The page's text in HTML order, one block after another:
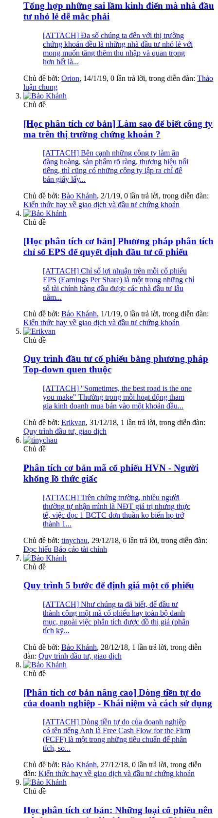
Tổng hợp những sai lầm kinh điển mà nhà đầu
tư nhỏ lẻ dễ mắc phải
[ATTACH] Đa số chúng ta đến với thị trường
chứng khoán đều là những nhà đầu tư nhỏ lẻ với
mong muốn tăng thêm thu nhập và quan trọng
hơn hết là...
Chủ đề bởi: Orion, 14/1/19, 0 lần trả lời, trong diễn đàn: Thảo
luận chung
Chủ đề
[Học phân tích cơ bản] Làm sao để biết công ty
ma trên thị trường chứng khoán ?
[ATTACH] Bên cạnh những công ty làm ăn
đàng hoàng, sản phẩm rõ ràng, thương hiệu nổi
tiếng, thì cũng có những công ty lập ra chỉ để
bán giấy lấy...
Chủ đề bởi: Bảo Khánh, 2/1/19, 0 lần trả lời, trong diễn đàn:
Kiến thức hay về giao dịch và đầu tư chứng khoán
Chủ đề
[Học phân tích cơ bản] Phương pháp phân tích
chỉ số EPS để quyết định đầu tư cổ phiếu
[ATTACH] Chỉ số lợi nhuận trên mỗi cổ phiếu
EPS (Earnings Per Share) là một trong những chỉ
số tài chính hàng đầu được các nhà đầu tư lâu
năm...
Chủ đề bởi: Bảo Khánh, 1/1/19, 0 lần trả lời, trong diễn đàn:
Kiến thức hay về giao dịch và đầu tư chứng khoán
Chủ đề
Quy trình đầu tư cổ phiếu bằng phương pháp
Top-down quen thuộc
[ATTACH] "Sometimes, the best road is the one
you make" Thường trong mỗi hoạt động tham
gia kinh doanh mua bán vào một khoản đầu...
Chủ đề bởi: Erikvan, 31/12/18, 1 lần trả lời, trong diễn đàn:
Quy trình đầu tư, giao dịch
Chủ đề
Phân tích cơ bản mã cổ phiếu HVN - Người
khổng lồ thức giấc
[ATTACH] Trên chứng trường, nhiều người
thường tự nhận mình là NĐT giá trị nhưng thực
tế, việc đọc 1 BCTC đơn thuần ko biến họ trở
thành 1...
Chủ đề bởi: tinychau, 29/12/18, 6 lần trả lời, trong diễn đàn:
Đọc hiểu Báo cáo tài chính
Chủ đề
Quy trình 5 bước để định giá một cổ phiếu
[ATTACH] Như chúng ta đã biết, để đầu tư
thành công một mã cổ phiếu hay toàn bộ danh
mục, ngoài việc phân tích được đồ thị giá (phân
tích kỹ...
Chủ đề bởi: Bảo Khánh, 28/12/18, 1 lần trả lời, trong diễn
đàn: Quy trình đầu tư, giao dịch
Chủ đề
[Phân tích cơ bản nâng cao] Dòng tiền tự do
của doanh nghiệp - Khái niệm và cách sử dụng
[ATTACH] Dòng tiền tự do của doanh nghiệp
có tên tiếng Anh là Free Cash Flow for the Firm
(FCFF) là một trong những tiêu chuẩn để phân
tích, so...
Chủ đề bởi: Bảo Khánh, 27/12/18, 0 lần trả lời, trong diễn
đàn: Kiến thức hay về giao dịch và đầu tư chứng khoán
Chủ đề
Học phân tích cơ bản: Những loại cổ phiếu nên